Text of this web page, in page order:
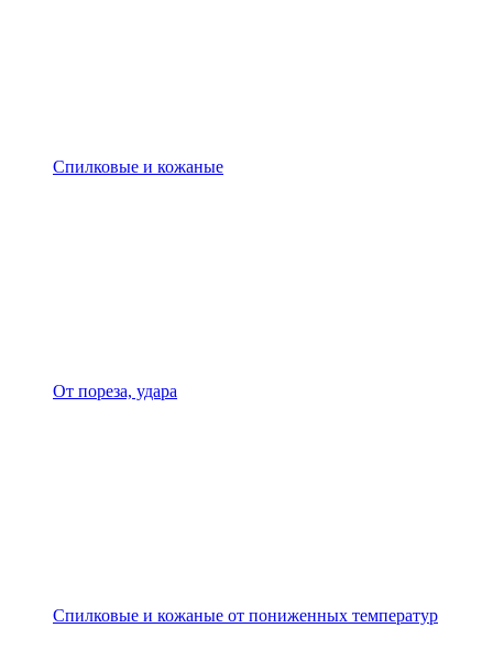
Спилковые и кожаные
От пореза, удара
Спилковые и кожаные от пониженных температур